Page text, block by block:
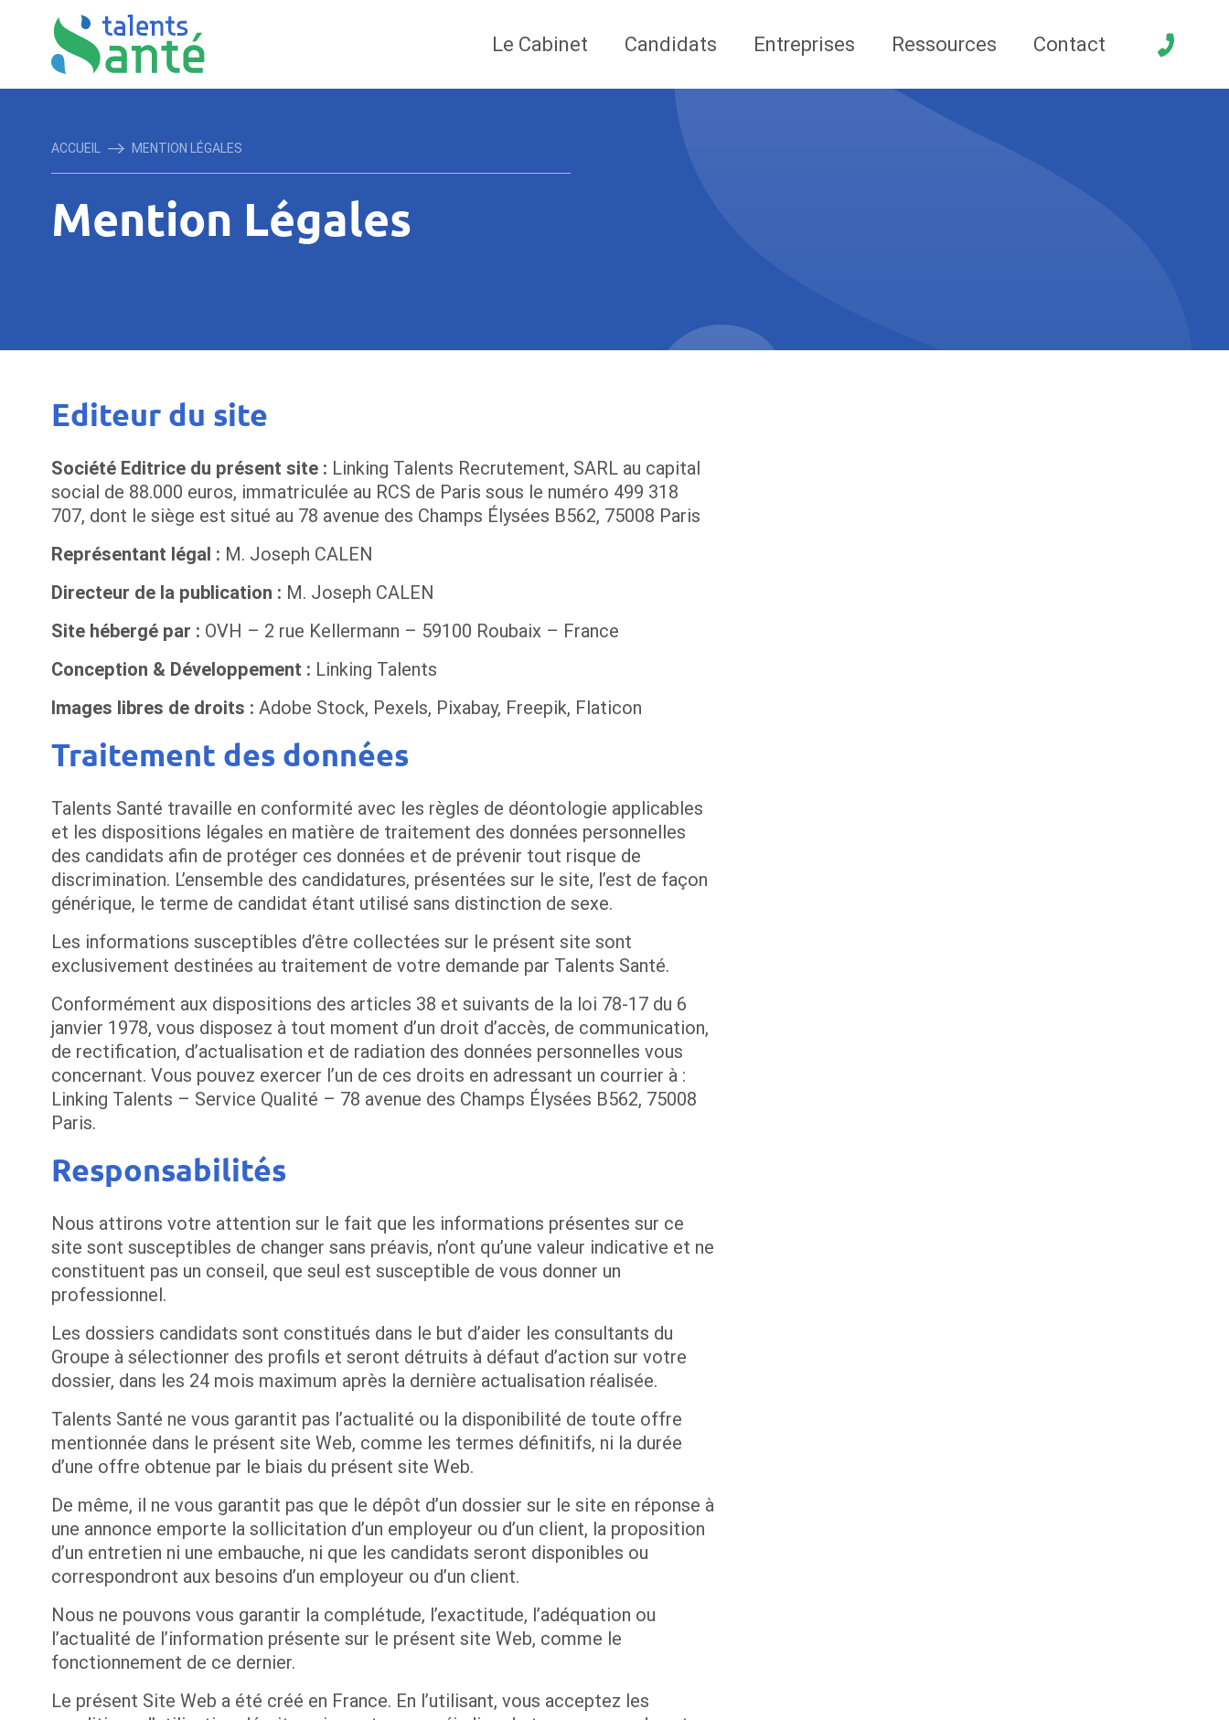
Le Cabinet Candidats Entreprises Ressources Contact
ACCUEIL MENTION LÉGALES
Mention Légales
Editeur du site
Société Editrice du présent site : Linking Talents Recrutement, SARL au capital
social de 88.000 euros, immatriculée au RCS de Paris sous le numéro 499 318
707, dont le siège est situé au 78 avenue des Champs Élysées B562, 75008 Paris
Représentant légal : M. Joseph CALEN
Directeur de la publication : M. Joseph CALEN
Site hébergé par : OVH – 2 rue Kellermann – 59100 Roubaix – France
Conception & Développement : Linking Talents
Images libres de droits : Adobe Stock, Pexels, Pixabay, Freepik, Flaticon
Traitement des données
Talents Santé travaille en conformité avec les règles de déontologie applicables
et les dispositions légales en matière de traitement des données personnelles
des candidats afin de protéger ces données et de prévenir tout risque de
discrimination. L’ensemble des candidatures, présentées sur le site, l’est de façon
générique, le terme de candidat étant utilisé sans distinction de sexe.
Les informations susceptibles d’être collectées sur le présent site sont
exclusivement destinées au traitement de votre demande par Talents Santé.
Conformément aux dispositions des articles 38 et suivants de la loi 78-17 du 6
janvier 1978, vous disposez à tout moment d’un droit d’accès, de communication,
de rectification, d’actualisation et de radiation des données personnelles vous
concernant. Vous pouvez exercer l’un de ces droits en adressant un courrier à :
Linking Talents – Service Qualité – 78 avenue des Champs Élysées B562, 75008
Paris.
Responsabilités
Nous attirons votre attention sur le fait que les informations présentes sur ce
site sont susceptibles de changer sans préavis, n’ont qu’une valeur indicative et ne
constituent pas un conseil, que seul est susceptible de vous donner un
professionnel.
Les dossiers candidats sont constitués dans le but d’aider les consultants du
Groupe à sélectionner des profils et seront détruits à défaut d’action sur votre
dossier, dans les 24 mois maximum après la dernière actualisation réalisée.
Talents Santé ne vous garantit pas l’actualité ou la disponibilité de toute offre
mentionnée dans le présent site Web, comme les termes définitifs, ni la durée
d’une offre obtenue par le biais du présent site Web.
De même, il ne vous garantit pas que le dépôt d’un dossier sur le site en réponse à
une annonce emporte la sollicitation d’un employeur ou d’un client, la proposition
d’un entretien ni une embauche, ni que les candidats seront disponibles ou
correspondront aux besoins d’un employeur ou d’un client.
Nous ne pouvons vous garantir la complétude, l’exactitude, l’adéquation ou
l’actualité de l’information présente sur le présent site Web, comme le
fonctionnement de ce dernier.
Le présent Site Web a été créé en France. En l’utilisant, vous acceptez les